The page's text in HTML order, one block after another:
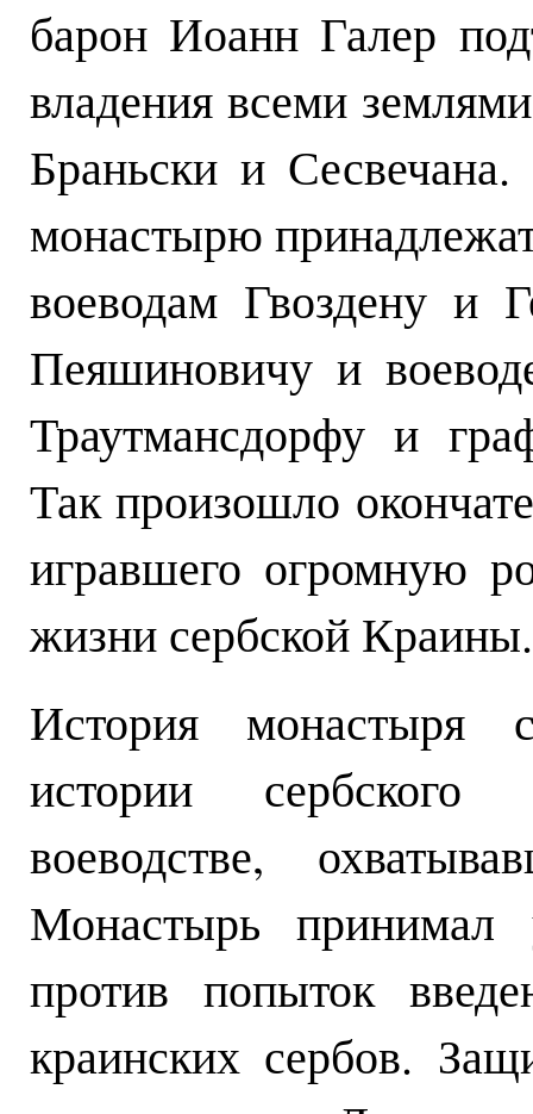
барон Иоанн Галер
владения всеми
Браньски и
монастырю
воеводам Гвоздену и
Пеяшиновичу и
Траутмансдорфу и
Так произошло
игравшего огромную
жизни сербской Краины.
История монастыря
истории
воеводстве,
Монастырь принимал
против попыток
краинских сербов.